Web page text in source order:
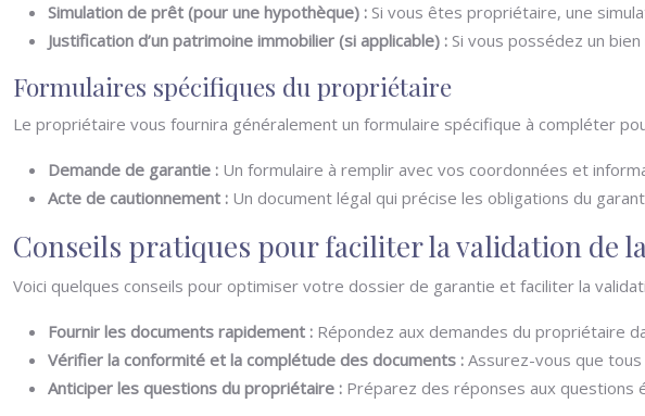
Simulation de prêt (pour une hypothèque) : Si vous êtes propriétaire, une
Justification d’un patrimoine immobilier (si applicable) : Si vous possédez un
Formulaires spécifiques du propriétaire
Le propriétaire vous fournira généralement un formulaire spécifique à compléter
Demande de garantie : Un formulaire à remplir avec vos coordonnées et
Acte de cautionnement : Un document légal qui précise les obligations du
Conseils pratiques pour faciliter la validation de
Voici quelques conseils pour optimiser votre dossier de garantie et faciliter la
Fournir les documents rapidement : Répondez aux demandes du propriétaire
Vérifier la conformité et la complétude des documents : Assurez-vous que
Anticiper les questions du propriétaire : Préparez des réponses aux